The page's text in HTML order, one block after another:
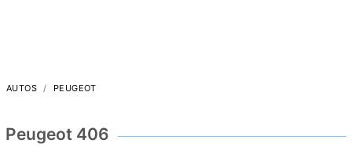
AUTOS PEUGEOT
Peugeot 406